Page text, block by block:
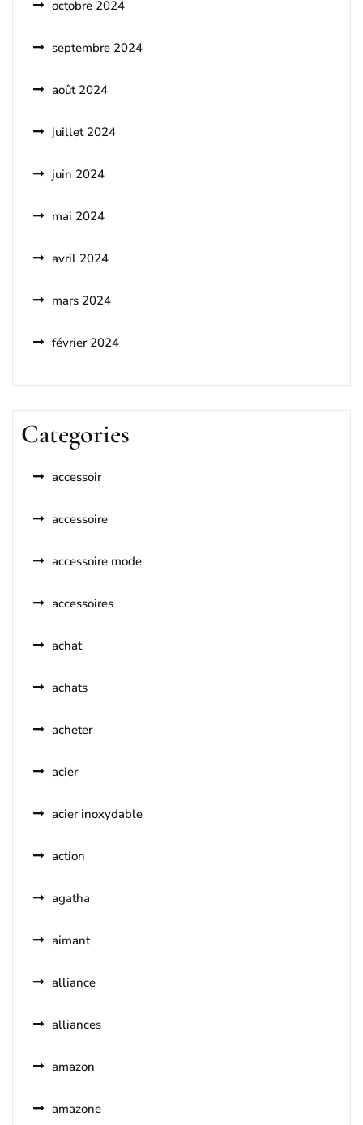
octobre 2024
septembre 2024
août 2024
juillet 2024
juin 2024
mai 2024
avril 2024
mars 2024
février 2024
Categories
accessoir
accessoire
accessoire mode
accessoires
achat
achats
acheter
acier
acier inoxydable
action
agatha
aimant
alliance
alliances
amazon
amazone